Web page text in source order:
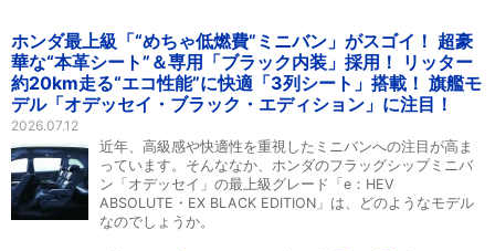
ホンダ最上級「“めちゃ低燃費”ミニバン」がスゴイ！ 超豪
華な“本革シート”＆専用「ブラック内装」採用！ リッター
約20km走る“エコ性能”に快適「3列シート」搭載！ 旗艦モ
デル「オデッセイ・ブラック・エディション」に注目！
2026.07.12
近年、高級感や快適性を重視したミニバンへの注目が高ま
っています。そんななか、ホンダのフラッグシップミニバ
ン「オデッセイ」の最上級グレード「e：HEV
ABSOLUTE・EX BLACK EDITION」は、どのようなモデル
なのでしょうか。